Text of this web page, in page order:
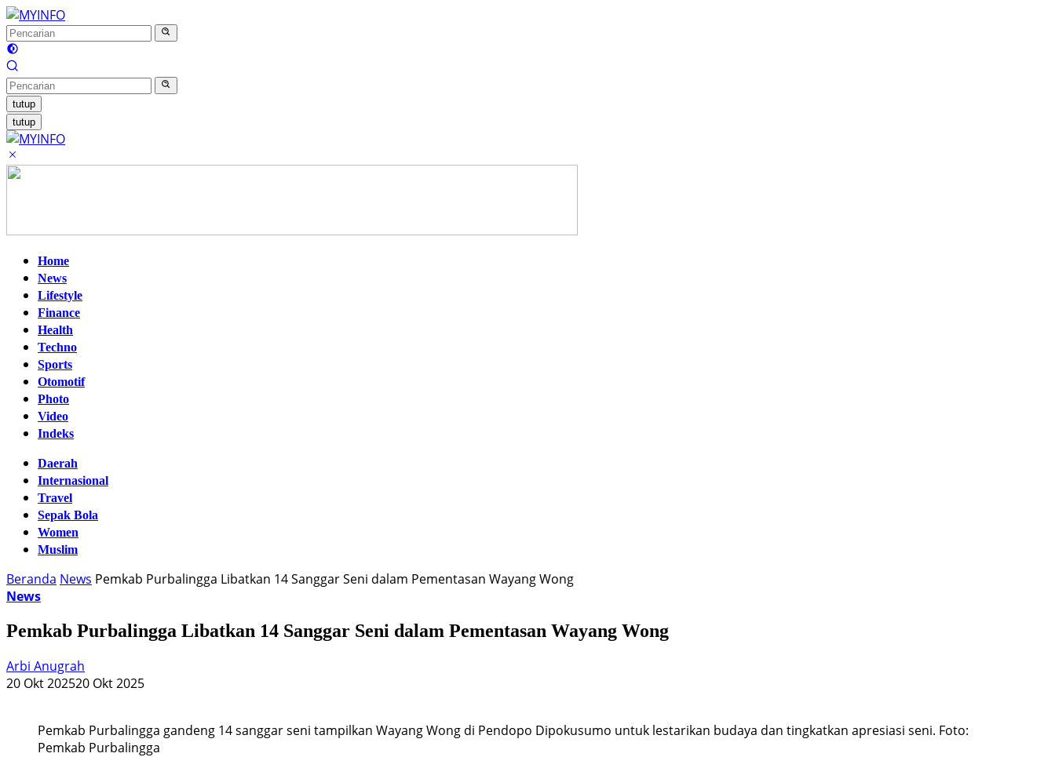
Langsung
ke
konten
tutup
tutup
Home
News
Lifestyle
Finance
Health
Techno
Sports
Otomotif
Photo
Video
Indeks
Daerah
Internasional
Travel
Sepak Bola
Women
Muslim
Beranda News Pemkab Purbalingga Libatkan 14 Sanggar Seni dalam Pementasan Wayang Wong
News
Pemkab Purbalingga Libatkan 14 Sanggar Seni dalam Pementasan Wayang Wong
Arbi Anugrah
20 Okt 202520 Okt 2025
Pemkab Purbalingga gandeng 14 sanggar seni tampilkan Wayang Wong di Pendopo Dipokusumo untuk lestarikan budaya dan tingkatkan apresiasi seni. Foto:
Pemkab Purbalingga